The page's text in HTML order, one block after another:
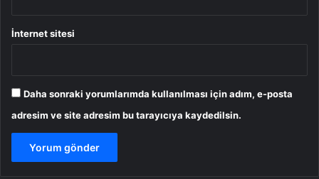
İnternet sitesi
Daha sonraki yorumlarımda kullanılması için adım, e-posta
adresim ve site adresim bu tarayıcıya kaydedilsin.